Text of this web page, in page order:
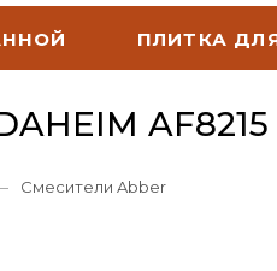
ПЛИТКА
Смесители Abber